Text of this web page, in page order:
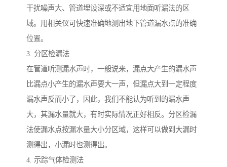
干扰噪声大、管道埋设深或不适宜用地面听漏法的区
域。用相关仪可快速准确地测出地下管道漏水点的准确
位置。
3. 分区检漏法
在管道听测漏水声时，一般说来，漏点大产生的漏水声
比漏点小产生的漏水声要大一声，但漏点大到一定程度
漏水声反而小了，因此，我们不能认为听到的漏水声
大，其漏水量就大，有时实际情况正好相反。分区检漏
法使漏水点按漏水量大小分区域，这样可以做到大漏时
测得出，小漏时也测得出。
4. 示踪气体检测法